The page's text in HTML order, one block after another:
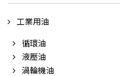
工業用油
循環油
液壓油
渦輪機油